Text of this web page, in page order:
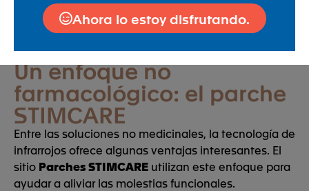
osteopatía
Herramientas naturalesCalor, frío, soluciones
no medicamentosas
Un enfoque no
farmacológico: el parche
STIMCARE
Entre las soluciones no medicinales, la tecnología de
infrarrojos ofrece algunas ventajas interesantes. El
sitio Parches STIMCARE utilizan este enfoque para
ayudar a aliviar las molestias funcionales.
Ahora lo estoy disfrutando.